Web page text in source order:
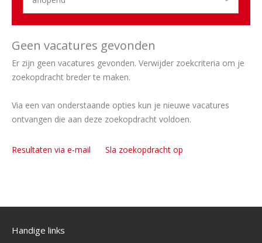
Geen vacatures gevonden
Er zijn geen vacatures gevonden. Verwijder zoekcriteria om je
zoekopdracht breder te maken.
Via een van onderstaande opties kun je nieuwe vacatures
ontvangen die aan deze zoekopdracht voldoen.
Resultaten via e-mail Sla zoekopdracht op
Handige links